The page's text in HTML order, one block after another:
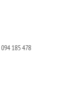
185 478